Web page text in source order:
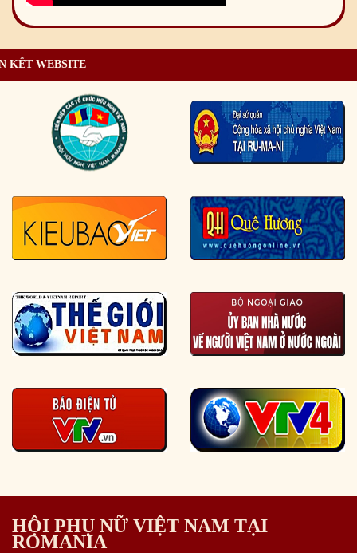
KẾT WEBSITE
HỘI PHỤ NỮ VIỆT NAM TẠI
ROMANIA